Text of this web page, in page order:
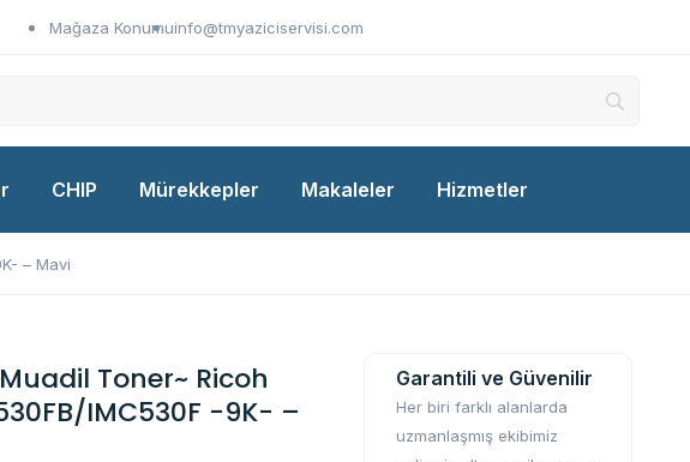
Mağaza Konumuinfo@tmyaziciservisi.com
CHIP Mürekkepler Makaleler Hizmetler
– Mavi
Toner~ Ricoh
IMC530F -9K- –
Garantili ve Güvenilir
Her biri farklı alanlarda
uzmanlaşmış ekibimiz